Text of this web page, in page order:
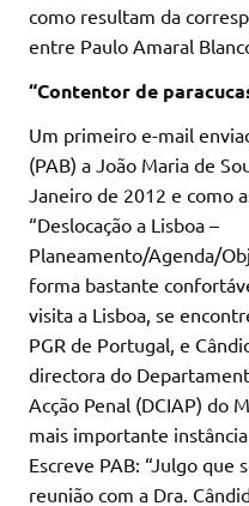
como resultam da
entre Paulo Amaral
“Contentor de
Um primeiro e-mail
(PAB) a João Maria de
Janeiro de 2012 e como
“Deslocação a Lisboa –
Planeamento/Agenda/
forma bastante
visita a Lisboa, se
PGR de Portugal, e
directora do
Acção Penal (DCIAP) do
mais importante
Escreve PAB: “Julgo que
reunião com a Dra.